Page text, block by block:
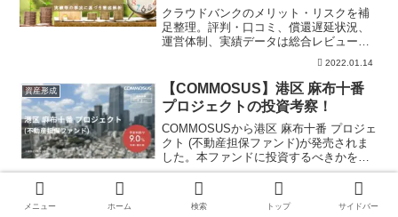
クラウドバンクのメリット・リスクを補
足整理。評判・口コミ、償還遅延状況、
運営体制、実績データは総合レビューで
確認できます。元本保証ではなく、貸倒
れ・遅延・募集条件など投資前に押さえ
たい注意点もあわせて確認できます。
2022.01.14
資産形成
【COMMOSUS】港区 麻布十番
プロジェクトの投資考察！
COMMOSUSから港区 麻布十番 プロジェ
クト (不動産担保ファンド)が発売されま
した。本ファンドに投資するべきかを貸
付先・担保情報・物件情報の視点で解説
しています。またCOMMOSUSの過去実
績などもまとめております。
資産形成
【COMMOSUS】中央区 水天宮
メニュー ホーム 検索 トップ サイドバー